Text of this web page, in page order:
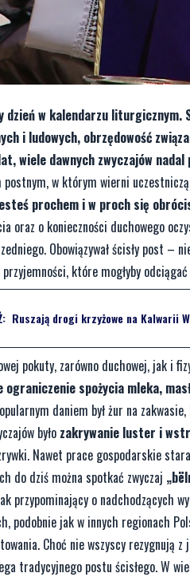
dzień w kalendarzu
i ludowych, obrzędowość
wiele dawnych zwyczajów nadal
w którym wierni
prochem i w proch się
oraz o konieczności duchowego
Obowiązywał ścisły post –
przyjemności, które mogłyby
Ruszają drogi krzyżowe na Kalwarii
pokuty, zarówno duchowej, jak i
spożycia mleka,
daniem był żur na
było zakrywanie luster i
Nawet prace gospodarskie
do dziś można spotkać zwyczaj
przypominający o nadchodzących
podobnie jak w innych regionach
Choć nie wszyscy rezygnują
tradycyjnego postu ścisłego. W